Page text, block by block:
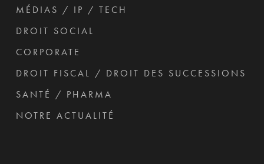
MÉDIAS / IP / TECH
DROIT SOCIAL
CORPORATE
DROIT FISCAL / DROIT DES SUCCESSIONS
SANTÉ / PHARMA
NOTRE ACTUALITÉ